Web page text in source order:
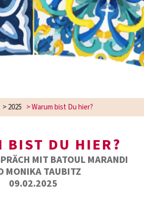
>2025 >Warum bist Du hier?
BIST DU HIER?
MIT BATOUL MARANDI
MONIKA TAUBITZ
09.02.2025